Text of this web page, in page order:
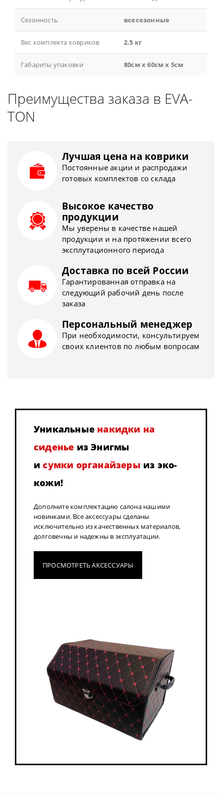
Сезонность всесезонные
Вес комплекта ковриков 2.5 кг
Габариты упаковки 80см x 60см x 5см
Преимущества заказа в EVA-
TON
Лучшая цена на коврики
Постоянные акции и распродажи
готовых комплектов со склада
Высокое качество
продукции
Мы уверены в качестве нашей
продукции и на протяжении всего
эксплутационного периода
Доставка по всей России
Гарантированная отправка на
следующий рабочий день после
заказа
Персональный менеджер
При необходимости, консультируем
своих клиентов по любым вопросам
Уникальные накидки на
сиденье из Энигмы
исумки органайзеры из эко-
кожи!
Дополните комплектацию салона нашими
новинками. Все аксессуары сделаны
исключительно из качественных материалов,
долговечны и надежны в эксплуатации.
ПРОСМОТРЕТЬ АКСЕССУАРЫ